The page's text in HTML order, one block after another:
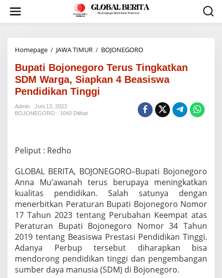
w
Homepage / JAWA TIMUR / BOJONEGORO
p
a
t
B
o
r
o
T
e
r
u
s
T
i
n
g
k
Bupati Bojonegoro Terus Tingkatkan
SDM Warga, Siapkan 4 Beasiswa
Pendidikan Tinggi
Admin
Juni 13, 2023
BOJONEGORO
1040 Dilihat
Peliput : Redho
GLOBAL BERITA, BOJONEGORO–Bupati Bojonegoro
Anna Mu’awanah terus berupaya meningkatkan
kualitas pendidikan. Salah satunya dengan
menerbitkan Peraturan Bupati Bojonegoro Nomor
17 Tahun 2023 tentang Perubahan Keempat atas
Peraturan Bupati Bojonegoro Nomor 34 Tahun
2019 tentang Beasiswa Prestasi Pendidikan Tinggi.
Adanya Perbup tersebut diharapkan bisa
mendorong pendidikan tinggi dan pengembangan
sumber daya manusia (SDM) di Bojonegoro.